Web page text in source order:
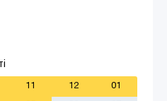
11 12 01